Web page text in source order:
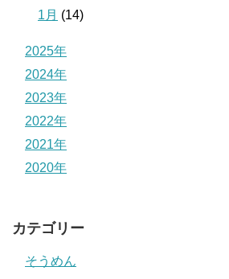
1月 (14)
2025年
2024年
2023年
2022年
2021年
2020年
カテゴリー
そうめん